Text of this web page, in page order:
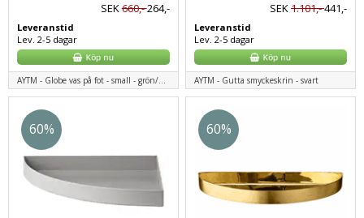
SEK660,-264,-
Leveranstid
Lev. 2-5 dagar
AYTM - Globe vas på fot - small - grön/mässing
SEK1.101,-441,-
Leveranstid
Lev. 2-5 dagar
AYTM - Gutta smyckeskrin - svart
60% 60%